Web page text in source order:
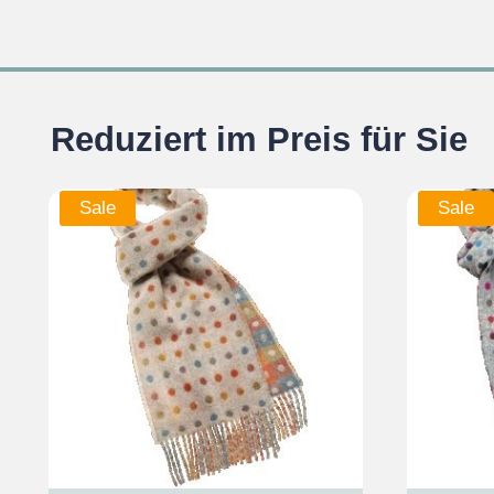
Reduziert im Preis für Sie
Sale Sale